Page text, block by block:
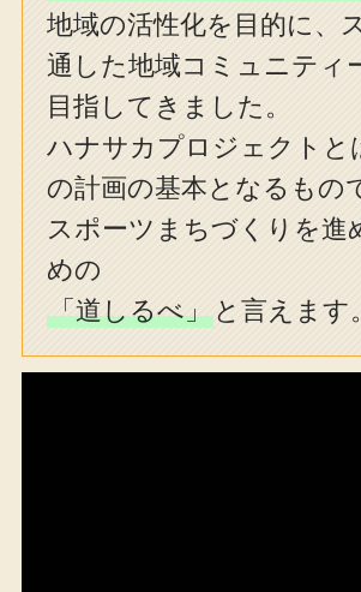
地域の活性化を目的に、
通した地域コミュニティ
目指してきました。
ハナサカプロジェクトと
の計画の基本となるもの
スポーツまちづくりを進
めの
「道しるべ」 と言えます